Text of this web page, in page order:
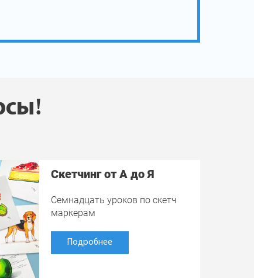
Скетчинг от А до Я
Семнадцать уроков по скетч
маркерам
Подробнее